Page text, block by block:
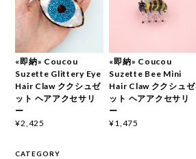
«即納» Coucou
Suzette Glittery Eye
Hair Claw ククシュゼ
ット ヘアアクセサリ
ー
¥2,425
«即納» Coucou
Suzette Bee Mini
Hair Claw ククシュゼ
ット ヘアアクセサリ
ー
¥1,475
CATEGORY